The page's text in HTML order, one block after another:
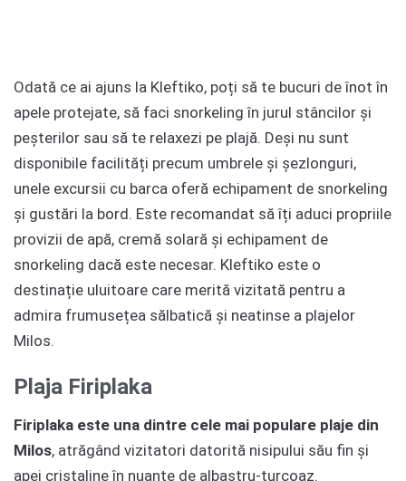
Odată ce ai ajuns la Kleftiko, poți să te bucuri de înot în
apele protejate, să faci snorkeling în jurul stâncilor și
peșterilor sau să te relaxezi pe plajă. Deși nu sunt
disponibile facilități precum umbrele și șezlonguri,
unele excursii cu barca oferă echipament de snorkeling
și gustări la bord. Este recomandat să îți aduci propriile
provizii de apă, cremă solară și echipament de
snorkeling dacă este necesar. Kleftiko este o
destinație uluitoare care merită vizitată pentru a
admira frumusețea sălbatică și neatinse a plajelor
Milos.
Plaja Firiplaka
Firiplaka este una dintre cele mai populare plaje din
Milos, atrăgând vizitatori datorită nisipului său fin și
apei cristaline în nuanțe de albastru-turcoaz.